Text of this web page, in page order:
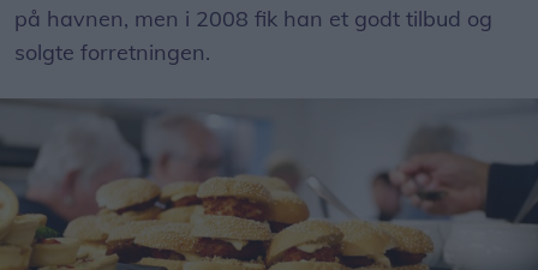
på havnen, men i 2008 fik han et godt tilbud og
solgte forretningen.